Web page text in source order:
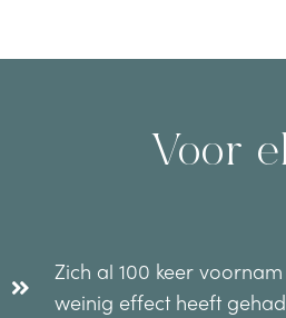
Voor
Zich al 100 keer
weinig effect heeft